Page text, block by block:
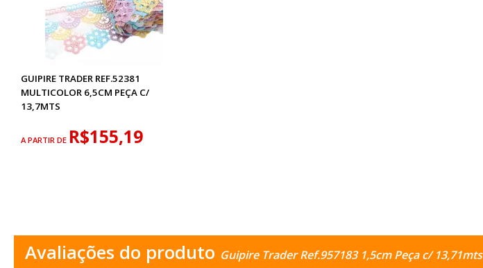
GUIPIRE TRADER REF.52381
MULTICOLOR 6,5CM PEÇA C/
13,7MTS
A PARTIR DE R$155,19
Avaliações do produto Guipire Trader Ref.957183 1,5cm Peça c/ 13,71mts